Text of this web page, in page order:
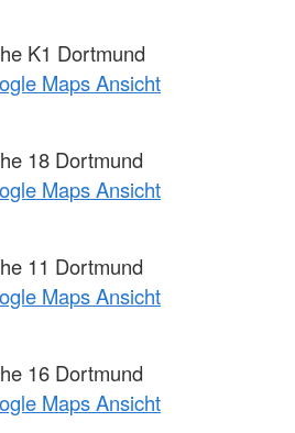
K1 Dortmund
Maps Ansicht
18 Dortmund
Maps Ansicht
11 Dortmund
Maps Ansicht
16 Dortmund
Maps Ansicht